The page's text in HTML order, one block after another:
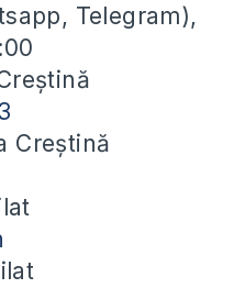
Telegram),
Creștină